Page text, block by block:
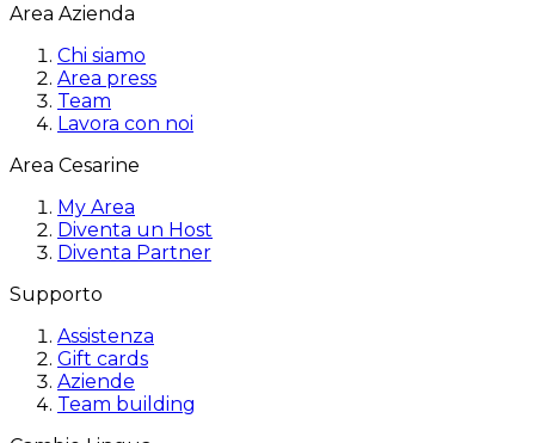
Area Azienda
Chi siamo
Area press
Team
Lavora con noi
Area Cesarine
My Area
Diventa un Host
Diventa Partner
Supporto
Assistenza
Gift cards
Aziende
Team building